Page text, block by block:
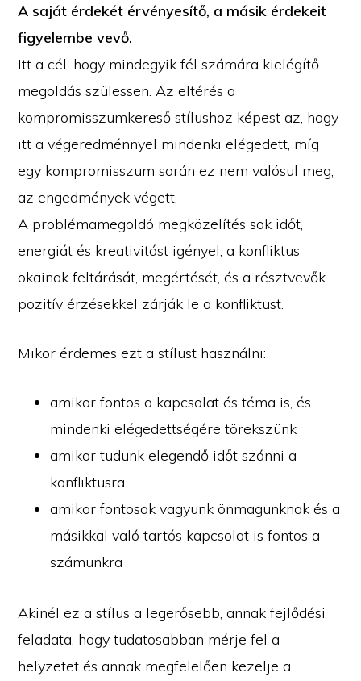
A saját érdekét érvényesítő, a másik érdekeit
figyelembe vevő.
Itt a cél, hogy mindegyik fél számára kielégítő
megoldás szülessen. Az eltérés a
kompromisszumkereső stílushoz képest az, hogy
itt a végeredménnyel mindenki elégedett, míg
egy kompromisszum során ez nem valósul meg,
az engedmények végett.
A problémamegoldó megközelítés sok időt,
energiát és kreativitást igényel, a konfliktus
okainak feltárását, megértését, és a résztvevők
pozitív érzésekkel zárják le a konfliktust.
Mikor érdemes ezt a stílust használni:
amikor fontos a kapcsolat és téma is, és
mindenki elégedettségére törekszünk
amikor tudunk elegendő időt szánni a
konfliktusra
amikor fontosak vagyunk önmagunknak és a
másikkal való tartós kapcsolat is fontos a
számunkra
Akinél ez a stílus a legerősebb, annak fejlődési
feladata, hogy tudatosabban mérje fel a
helyzetet és annak megfelelően kezelje a